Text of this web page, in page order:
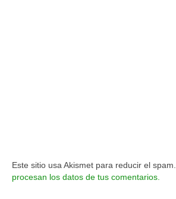
Este sitio usa Akismet para reducir el spam.
procesan los datos de tus comentarios.